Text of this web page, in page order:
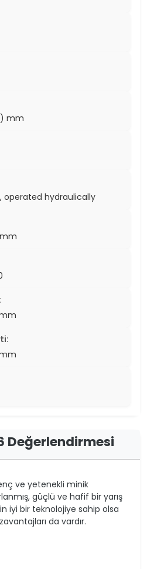
mm
hydraulically
Değerlendirmesi
ve yetenekli minik
güçlü ve hafif bir yarış
iyi bir teknolojiye sahip olsa
da vardır.